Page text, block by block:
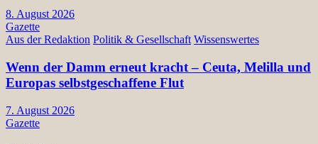
8. August 2026
Gazette
Aus der Redaktion Politik & Gesellschaft Wissenswertes
Wenn der Damm erneut kracht – Ceuta, Melilla und
Europas selbstgeschaffene Flut
7. August 2026
Gazette